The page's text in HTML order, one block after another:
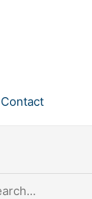
Contact